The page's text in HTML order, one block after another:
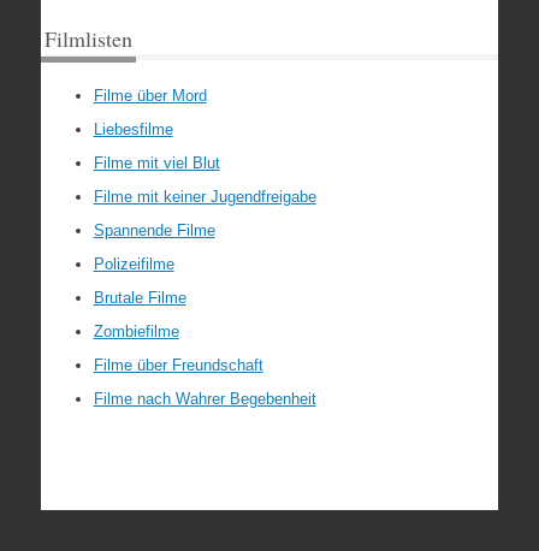
Filmlisten
Filme über Mord
Liebesfilme
Filme mit viel Blut
Filme mit keiner Jugendfreigabe
Spannende Filme
Polizeifilme
Brutale Filme
Zombiefilme
Filme über Freundschaft
Filme nach Wahrer Begebenheit